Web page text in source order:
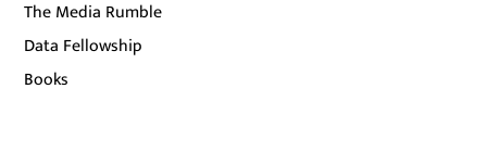
The Media Rumble
Data Fellowship
Books